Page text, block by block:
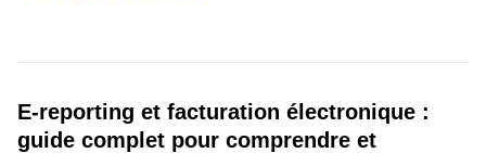
E-reporting et facturation électronique :
guide complet pour comprendre et